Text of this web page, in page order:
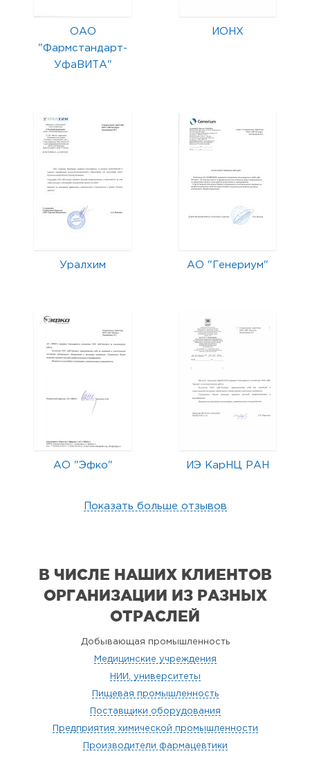
ОАО
"Фармстандарт-
УфаВИТА"
ИОНХ
Уралхим АО "Генериум"
АО "Эфко" ИЭ КарНЦ РАН
Показать больше отзывов
В ЧИСЛЕ НАШИХ КЛИЕНТОВ
ОРГАНИЗАЦИИ ИЗ РАЗНЫХ
ОТРАСЛЕЙ
Добывающая промышленность
Медицинские учреждения
НИИ, университеты
Пищевая промышленность
Поставщики оборудования
Предприятия химической промышленности
Производители фармацевтики